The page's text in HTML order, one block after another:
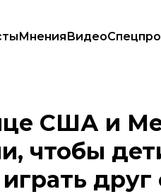
МненияВидео
чтобы дети (и не только) двух
США и
чтобы